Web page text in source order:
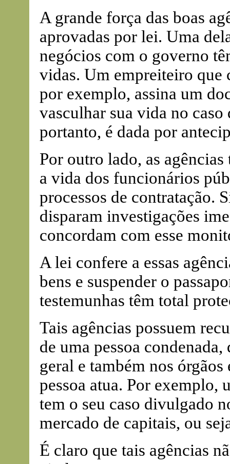
A grande força das boas
aprovadas por lei. Uma
negócios com o governo
vidas. Um empreiteiro que
por exemplo, assina um
vasculhar sua vida no
portanto, é dada por
Por outro lado, as
a vida dos funcionários
processos de contratação.
disparam investigações
concordam com esse
A lei confere a essas
bens e suspender o
testemunhas têm total
Tais agências possuem
de uma pessoa
geral e também nos
pessoa atua. Por exemplo,
tem o seu caso divulgado
mercado de capitais, ou
É claro que tais agências